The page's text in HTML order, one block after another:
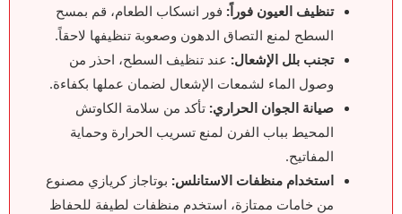
تنظيف العيون فوراً: فور انسكاب الطعام، قم بمسح
السطح لمنع التصاق الدهون وصعوبة تنظيفها لاحقاً.
تجنب بلل الإشعال: عند تنظيف السطح، احذر من
وصول الماء لشمعات الإشعال لضمان عملها بكفاءة.
صيانة الجوان الحراري: تأكد من سلامة الكاوتش
المحيط بباب الفرن لمنع تسريب الحرارة وحماية
المفاتيح.
استخدام منظفات الاستانلس: بوتاجاز كريازي مصنوع
من خامات ممتازة، استخدم منظفات لطيفة للحفاظ